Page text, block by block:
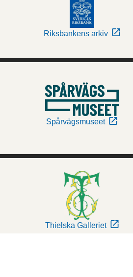
Riksbankens arkiv
Spårvägsmuseet
Thielska Galleriet